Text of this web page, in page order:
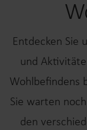
Entdecken Sie
und
Wohlbefindens
Sie warten
den